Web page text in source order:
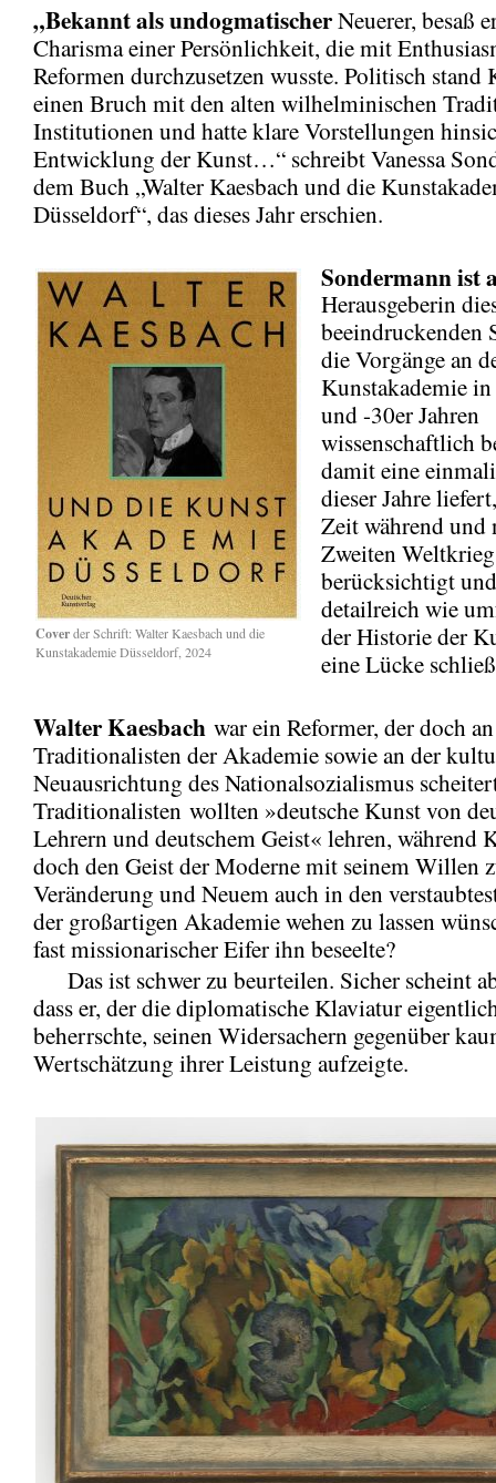
„Bekannt als undogmatischerNeuerer, besaß
Charisma einer Persönlichkeit, die mit
Reformen durchzusetzen wusste. Politisch stand
einen Bruch mit den alten wilhelminischen
Institutionen und hatte klare Vorstellungen
Entwicklung der Kunst…“ schreibt Vanessa
dem Buch „Walter Kaesbach und die
Düsseldorf“, das dieses Jahr erschien.
Coverder Schrift: Walter Kaesbach und die
Kunstakademie Düsseldorf, 2024
Sondermann ist
Herausgeberin
beeindruckenden
die Vorgänge an
Kunstakademie
und -30er Jahren
wissenschaftlich
damit eine
dieser Jahre
Zeit während und
Zweiten Weltkrieg
berücksichtigt
detailreich wie
der Historie der
eine Lücke
Walter Kaesbach war ein Reformer, der doch
Traditionalisten der Akademie sowie an der
Neuausrichtung des Nationalsozialismus
Traditionalisten wollten »deutsche Kunst von
Lehrern und deutschem Geist« lehren, während
doch den Geist der Moderne mit seinem Willen
Veränderung und Neuem auch in den
der großartigen Akademie wehen zu lassen
fast missionarischer Eifer ihn beseelte?
Das ist schwer zu beurteilen. Sicher scheint
dass er, der die diplomatische Klaviatur
beherrschte, seinen Widersachern gegenüber
Wertschätzung ihrer Leistung aufzeigte.